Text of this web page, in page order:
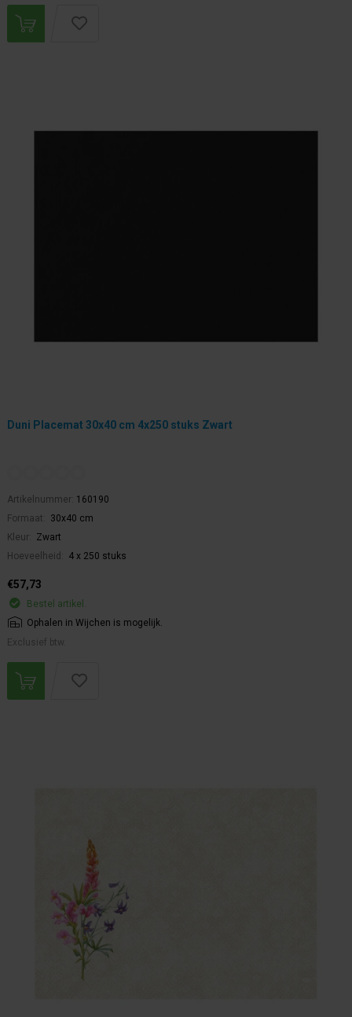
Duni Placemat 30x40 cm 4x250 stuks Zwart
Artikelnummer: 160190
Formaat:
30x40 cm
Kleur:
Zwart
Hoeveelheid:
4 x 250 stuks
€57,73
Bestel artikel.
Ophalen in Wijchen is mogelijk.
Exclusief btw.